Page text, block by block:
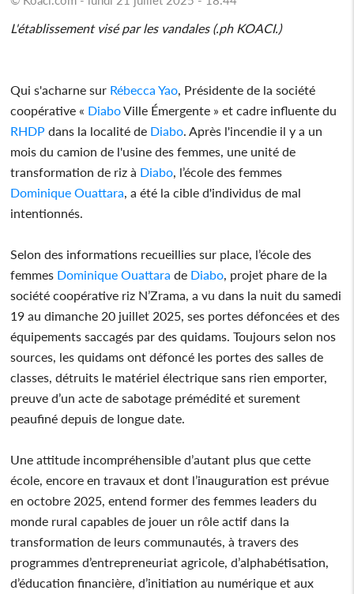
L'établissement visé par les vandales (.ph KOACI.)
Qui s'acharne sur Rébecca Yao , Présidente de la société
coopérative « DiaboVille Émergente » et cadre influente du
RHDP dans la localité de Diabo . Après l'incendie il y a un
mois du camion de l'usine des femmes, une unité de
transformation de riz à Diabo , l’école des femmes
Dominique Ouattara , a été la cible d'individus de mal
intentionnés.
Selon des informations recueillies sur place, l’école des
femmes Dominique Ouattara de Diabo , projet phare de la
société coopérative riz N’Zrama, a vu dans la nuit du samedi
19 au dimanche 20 juillet 2025, ses portes défoncées et des
équipements saccagés par des quidams. Toujours selon nos
sources, les quidams ont défoncé les portes des salles de
classes, détruits le matériel électrique sans rien emporter,
preuve d’un acte de sabotage prémédité et surement
peaufiné depuis de longue date.
Une attitude incompréhensible d’autant plus que cette
école, encore en travaux et dont l’inauguration est prévue
en octobre 2025, entend former des femmes leaders du
monde rural capables de jouer un rôle actif dans la
transformation de leurs communautés, à travers des
programmes d’entrepreneuriat agricole, d’alphabétisation,
d’éducation financière, d’initiation au numérique et aux